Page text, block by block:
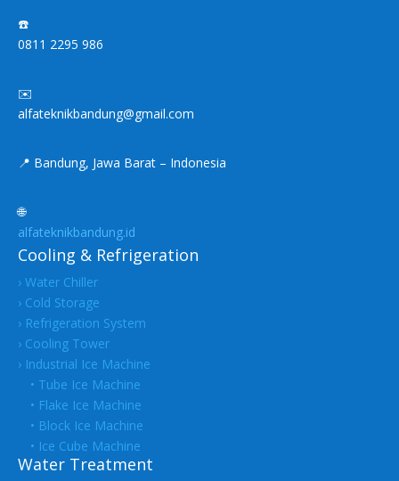
☎️
0811 2295 986
✉️
alfateknikbandung@gmail.com
📍 Bandung, Jawa Barat – Indonesia
🌐
alfateknikbandung.id
Cooling & Refrigeration
› Water Chiller
› Cold Storage
› Refrigeration System
› Cooling Tower
› Industrial Ice Machine
• Tube Ice Machine
• Flake Ice Machine
• Block Ice Machine
• Ice Cube Machine
Water Treatment